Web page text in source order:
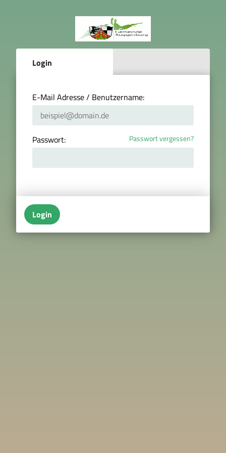
Login
E-Mail Adresse / Benutzername:
Passwort: Passwort vergessen?
Login